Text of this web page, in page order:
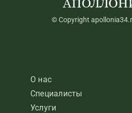
© Copyright
О нас
Специалисты
Услуги